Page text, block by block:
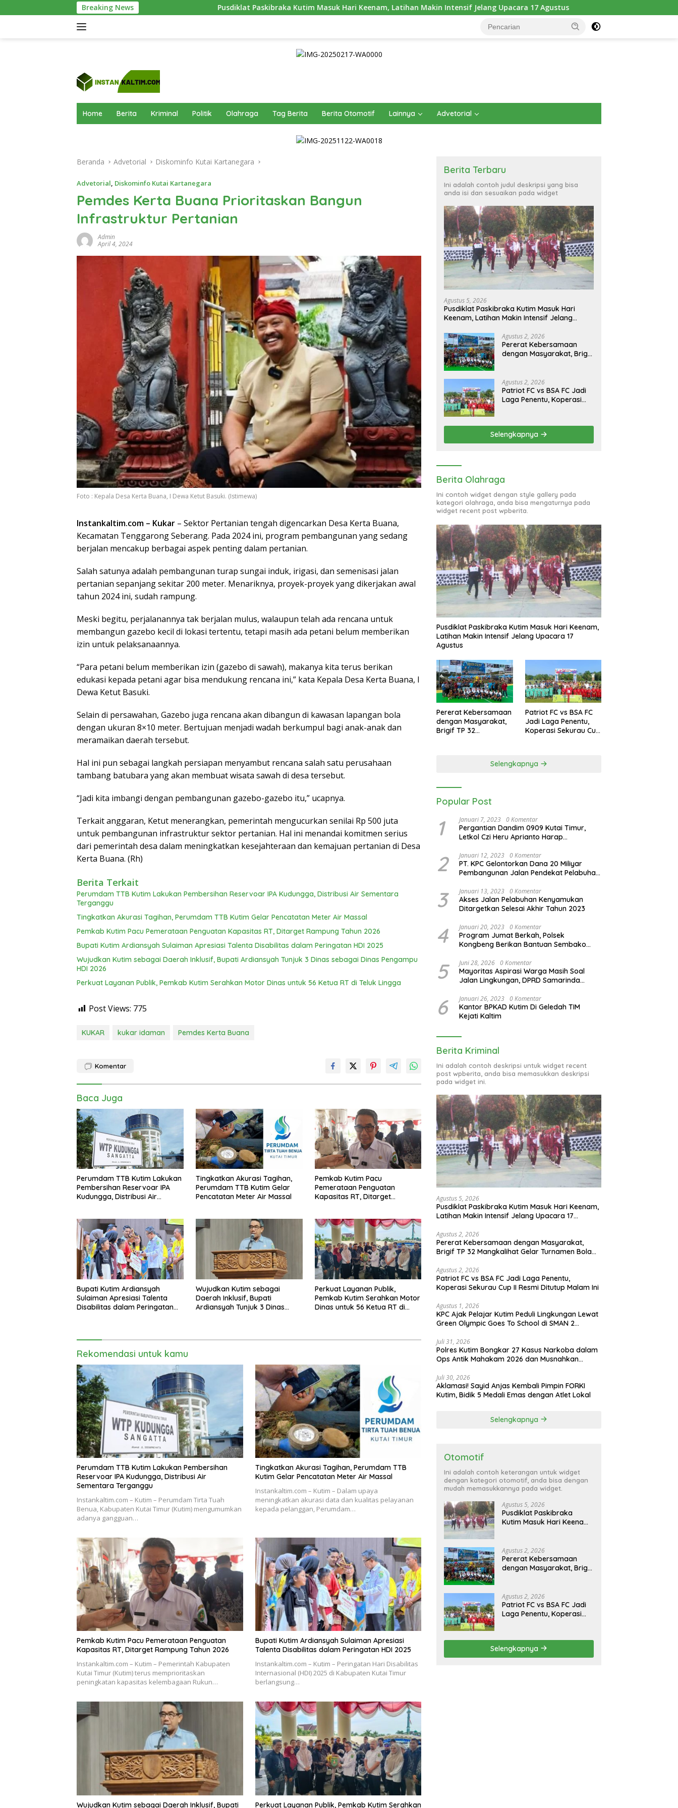
ke
Breaking NewsPusdiklat Paskibraka Kutim Masuk Hari Keenam, Latihan Makin Intensif Jelang Upacara 17 Agustus Pererat Kebersamaan dengan Masyarakat,
Home Berita Kriminal Politik Olahraga Tag Berita Berita Otomotif Lainnya Advetorial
Beranda Advetorial Diskominfo Kutai Kartanegara
Advetorial Diskominfo Kutai Kartanegara
Pemdes Kerta Buana Prioritaskan Bangun
Infrastruktur Pertanian
Admin
April 4, 2024
Foto : Kepala Desa Kerta Buana, I Dewa Ketut Basuki. (Istimewa)
Instankaltim.com – Kukar – Sektor Pertanian tengah digencarkan Desa Kerta Buana,
Kecamatan Tenggarong Seberang. Pada 2024 ini, program pembangunan yang sedang
berjalan mencakup berbagai aspek penting dalam pertanian.
Salah satunya adalah pembangunan turap sungai induk, irigasi, dan semenisasi jalan
pertanian sepanjang sekitar 200 meter. Menariknya, proyek-proyek yang dikerjakan awal
tahun 2024 ini, sudah rampung.
Meski begitu, perjalanannya tak berjalan mulus, walaupun telah ada rencana untuk
membangun gazebo kecil di lokasi tertentu, tetapi masih ada petani belum memberikan
izin untuk pelaksanaannya.
“Para petani belum memberikan izin (gazebo di sawah), makanya kita terus berikan
edukasi kepada petani agar bisa mendukung rencana ini,” kata Kepala Desa Kerta Buana, I
Dewa Ketut Basuki.
Selain di persawahan, Gazebo juga rencana akan dibangun di kawasan lapangan bola
dengan ukuran 8×10 meter. Bertujuan menjadi wadah berkumpul bagi anak-anak dan
meramaikan daerah tersebut.
Hal ini pun sebagai langkah persiapan menyambut rencana salah satu perusahaan
tambang batubara yang akan membuat wisata sawah di desa tersebut.
“Jadi kita imbangi dengan pembangunan gazebo-gazebo itu,” ucapnya.
Terkait anggaran, Ketut menerangkan, pemerintah mengucurkan senilai Rp 500 juta
untuk pembangunan infrastruktur sektor pertanian. Hal ini menandai komitmen serius
dari pemerintah desa dalam meningkatkan kesejahteraan dan kemajuan pertanian di Desa
Kerta Buana. (Rh)
Berita Terkait
Perumdam TTB Kutim Lakukan Pembersihan Reservoar IPA Kudungga, Distribusi Air Sementara
Terganggu
Tingkatkan Akurasi Tagihan, Perumdam TTB Kutim Gelar Pencatatan Meter Air Massal
Pemkab Kutim Pacu Pemerataan Penguatan Kapasitas RT, Ditarget Rampung Tahun 2026
Bupati Kutim Ardiansyah Sulaiman Apresiasi Talenta Disabilitas dalam Peringatan HDI 2025
Wujudkan Kutim sebagai Daerah Inklusif, Bupati Ardiansyah Tunjuk 3 Dinas sebagai Dinas Pengampu
HDI 2026
Perkuat Layanan Publik, Pemkab Kutim Serahkan Motor Dinas untuk 56 Ketua RT di Teluk Lingga
Post Views: 775
KUKAR kukar idaman Pemdes Kerta Buana
Komentar
Baca Juga
Perumdam TTB Kutim Lakukan
Pembersihan Reservoar IPA
Kudungga, Distribusi Air
Tingkatkan Akurasi Tagihan,
Perumdam TTB Kutim Gelar
Pencatatan Meter Air Massal
Pemkab Kutim Pacu
Pemerataan Penguatan
Kapasitas RT, Ditarget
Bupati Kutim Ardiansyah
Sulaiman Apresiasi Talenta
Disabilitas dalam Peringatan
Wujudkan Kutim sebagai
Daerah Inklusif, Bupati
Ardiansyah Tunjuk 3 Dinas
Perkuat Layanan Publik,
Pemkab Kutim Serahkan Motor
Dinas untuk 56 Ketua RT di
Rekomendasi untuk kamu
Perumdam TTB Kutim Lakukan Pembersihan
Reservoar IPA Kudungga, Distribusi Air
Sementara Terganggu
Instankaltim.com – Kutim – Perumdam Tirta Tuah
Benua, Kabupaten Kutai Timur (Kutim) mengumumkan
adanya gangguan…
Tingkatkan Akurasi Tagihan, Perumdam TTB
Kutim Gelar Pencatatan Meter Air Massal
Instankaltim.com – Kutim – Dalam upaya
meningkatkan akurasi data dan kualitas pelayanan
kepada pelanggan, Perumdam…
Pemkab Kutim Pacu Pemerataan Penguatan
Kapasitas RT, Ditarget Rampung Tahun 2026
Instankaltim.com – Kutim – Pemerintah Kabupaten
Kutai Timur (Kutim) terus memprioritaskan
peningkatan kapasitas kelembagaan Rukun…
Bupati Kutim Ardiansyah Sulaiman Apresiasi
Talenta Disabilitas dalam Peringatan HDI 2025
Instankaltim.com – Kutim – Peringatan Hari Disabilitas
Internasional (HDI) 2025 di Kabupaten Kutai Timur
berlangsung…
Wujudkan Kutim sebagai Daerah Inklusif, Bupati Perkuat Layanan Publik, Pemkab Kutim Serahkan
Berita Terbaru
Ini adalah contoh judul deskripsi yang bisa
anda isi dan sesuaikan pada widget
Agustus 5, 2026
Pusdiklat Paskibraka Kutim Masuk Hari
Keenam, Latihan Makin Intensif Jelang
Agustus 2, 2026
Pererat Kebersamaan
dengan Masyarakat, Brigif
Danbrigif Cup I
Agustus 2, 2026
Patriot FC vs BSA FC Jadi
Laga Penentu, Koperasi
Selengkapnya
Berita Olahraga
Ini contoh widget dengan style gallery pada
kategori olahraga, anda bisa mengaturnya pada
widget recent post wpberita.
Pusdiklat Paskibraka Kutim Masuk Hari Keenam,
Latihan Makin Intensif Jelang Upacara 17
Agustus
Pererat Kebersamaan
dengan Masyarakat,
Brigif TP 32
Patriot FC vs BSA FC
Jadi Laga Penentu,
Koperasi Sekurau Cup
Selengkapnya
Popular Post
1 Januari 7, 2023 0 Komentar
Pergantian Dandim 0909 Kutai Timur,
Letkol Czi Heru Aprianto Harap
2 Januari 12, 2023 0 Komentar
PT. KPC Gelontorkan Dana 20 Miliyar
Pembangunan Jalan Pendekat Pelabuhan
3 Januari 13, 2023 0 Komentar
Akses Jalan Pelabuhan Kenyamukan
Ditargetkan Selesai Akhir Tahun 2023
4 Januari 20, 2023 0 Komentar
Program Jumat Berkah, Polsek
Kongbeng Berikan Bantuan Sembako
Yatim
5 Juni 28, 2026 0 Komentar
Mayoritas Aspirasi Warga Masih Soal
Jalan Lingkungan, DPRD Samarinda
6 Januari 26, 2023 0 Komentar
Kantor BPKAD Kutim Di Geledah TIM
Kejati Kaltim
Berita Kriminal
Ini adalah contoh deskripsi untuk widget recent
post wpberita, anda bisa memasukkan deskripsi
pada widget ini.
Agustus 5, 2026
Pusdiklat Paskibraka Kutim Masuk Hari Keenam,
Latihan Makin Intensif Jelang Upacara 17
Agustus 2, 2026
Pererat Kebersamaan dengan Masyarakat,
Brigif TP 32 Mangkalihat Gelar Turnamen Bola
Agustus 2, 2026
Patriot FC vs BSA FC Jadi Laga Penentu,
Koperasi Sekurau Cup II Resmi Ditutup Malam Ini
Agustus 1, 2026
KPC Ajak Pelajar Kutim Peduli Lingkungan Lewat
Green Olympic Goes To School di SMAN 2
Juli 31, 2026
Polres Kutim Bongkar 27 Kasus Narkoba dalam
Ops Antik Mahakam 2026 dan Musnahkan
Juli 30, 2026
Aklamasi! Sayid Anjas Kembali Pimpin FORKI
Kutim, Bidik 5 Medali Emas dengan Atlet Lokal
Selengkapnya
Otomotif
Ini adalah contoh keterangan untuk widget
dengan kategori otomotif, anda bisa dengan
mudah memasukkannya pada widget.
Agustus 5, 2026
Pusdiklat Paskibraka
Kutim Masuk Hari Keenam,
Agustus 2, 2026
Pererat Kebersamaan
dengan Masyarakat, Brigif
Danbrigif Cup I
Agustus 2, 2026
Patriot FC vs BSA FC Jadi
Laga Penentu, Koperasi
Selengkapnya